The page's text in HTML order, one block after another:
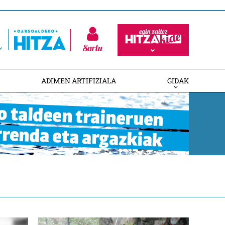
Sartu
ADIMEN ARTIFIZIALA GIDAK